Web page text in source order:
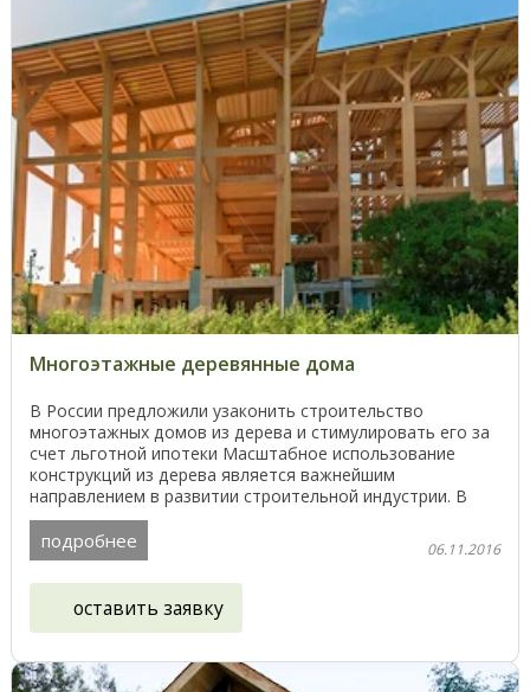
Многоэтажные деревянные дома
В России предложили узаконить строительство
многоэтажных домов из дерева и стимулировать его за
счет льготной ипотеки Масштабное использование
конструкций из дерева является важнейшим
направлением в развитии строительной индустрии. В
России уже ...
подробнее 06.11.2016
оставить заявку